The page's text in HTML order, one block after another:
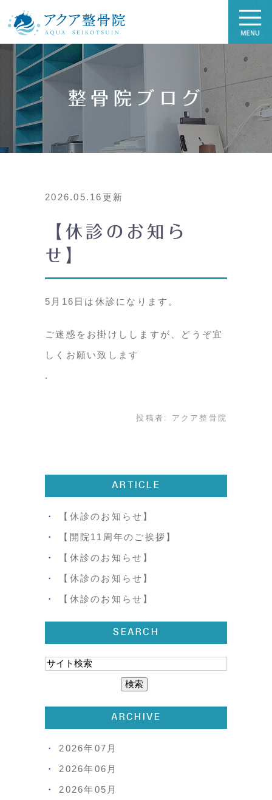
整骨院ブログ
2026.05.16更新
【休診のお知ら
せ】
5月16日は休診になります。
ご迷惑をお掛けししますが、どうぞ宜
しくお願い致します
投稿者: アクア整骨院
ARTICLE
【休診のお知らせ】
【開院11周年のご挨拶】
【休診のお知らせ】
【休診のお知らせ】
【休診のお知らせ】
SEARCH
ARCHIVE
2026年07月
2026年06月
2026年05月